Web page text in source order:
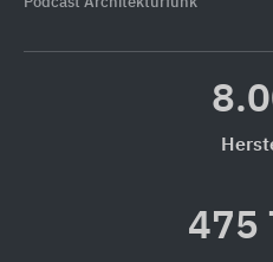
Podcast Architekturfunk
475